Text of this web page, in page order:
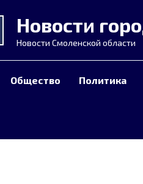
Новости
Новости Смоленской области
Общество Политика